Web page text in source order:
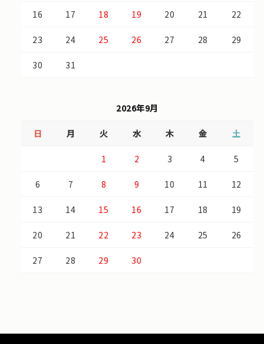
16 17 18 19 20 21 22
23 24 25 26 27 28 29
30 31
2026年9月
日 月 火 水 木 金 土
1 2 3 4 5
6 7 8 9 10 11 12
13 14 15 16 17 18 19
20 21 22 23 24 25 26
27 28 29 30